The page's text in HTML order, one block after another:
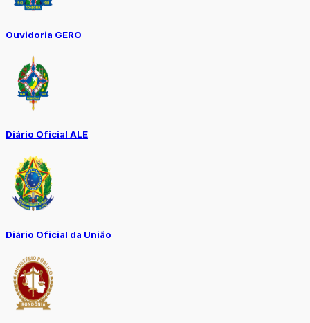
Ouvidoria GERO
Diário Oficial ALE
Diário Oficial da União